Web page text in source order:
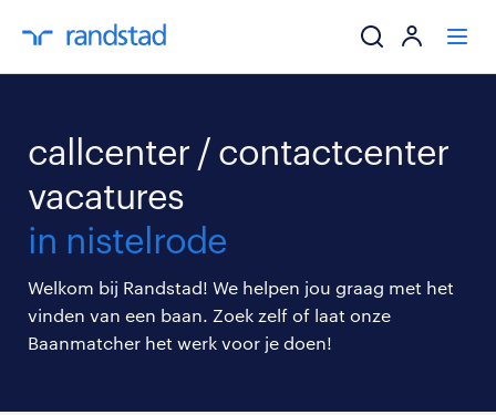
over randstad
callcenter / contactcenter
vacatures
in nistelrode
Welkom bij Randstad! We helpen jou graag met het
vinden van een baan. Zoek zelf of laat onze
Baanmatcher het werk voor je doen!